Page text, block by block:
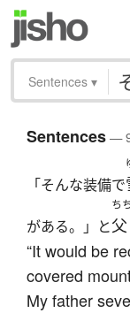
Sentences ▾
Sentences—
「そんな装備で
がある。」と
ち
父
“It would be
covered
My father